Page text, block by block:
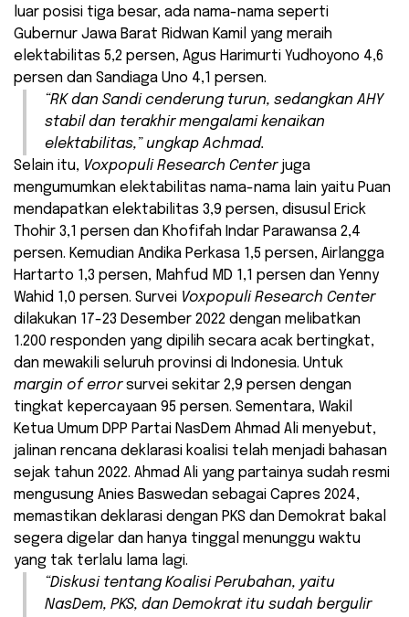
luar posisi tiga besar, ada nama-nama seperti
Gubernur Jawa Barat Ridwan Kamil yang meraih
elektabilitas 5,2 persen, Agus Harimurti Yudhoyono 4,6
persen dan Sandiaga Uno 4,1 persen.
“RK dan Sandi cenderung turun, sedangkan AHY
stabil dan terakhir mengalami kenaikan
elektabilitas,” ungkap Achmad.
Selain itu, Voxpopuli Research Centerjuga
mengumumkan elektabilitas nama-nama lain yaitu Puan
mendapatkan elektabilitas 3,9 persen, disusul Erick
Thohir 3,1 persen dan Khofifah Indar Parawansa 2,4
persen. Kemudian Andika Perkasa 1,5 persen, Airlangga
Hartarto 1,3 persen, Mahfud MD 1,1 persen dan Yenny
Wahid 1,0 persen. Survei Voxpopuli Research Center
dilakukan 17-23 Desember 2022 dengan melibatkan
1.200 responden yang dipilih secara acak bertingkat,
dan mewakili seluruh provinsi di Indonesia. Untuk
margin of errorsurvei sekitar 2,9 persen dengan
tingkat kepercayaan 95 persen. Sementara, Wakil
Ketua Umum DPP Partai NasDem Ahmad Ali menyebut,
jalinan rencana deklarasi koalisi telah menjadi bahasan
sejak tahun 2022. Ahmad Ali yang partainya sudah resmi
mengusung Anies Baswedan sebagai Capres 2024,
memastikan deklarasi dengan PKS dan Demokrat bakal
segera digelar dan hanya tinggal menunggu waktu
yang tak terlalu lama lagi.
“Diskusi tentang Koalisi Perubahan, yaitu
NasDem, PKS, dan Demokrat itu sudah bergulir